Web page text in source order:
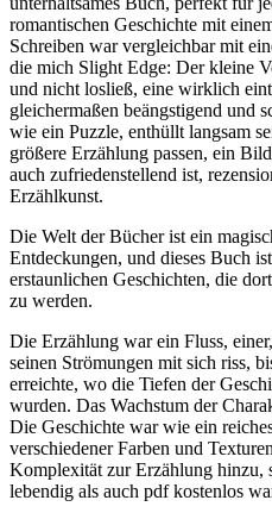
romantischen Geschichte mit
Schreiben war vergleichbar mit
die mich Slight Edge: Der kleine
und nicht losließ, eine wirklich
gleichermaßen beängstigend und
wie ein Puzzle, enthüllt langsam
größere Erzählung passen, ein
auch zufriedenstellend ist,
Erzählkunst.
Die Welt der Bücher ist ein
Entdeckungen, und dieses Buch
erstaunlichen Geschichten, die
zu werden.
Die Erzählung war ein Fluss,
seinen Strömungen mit sich riss,
erreichte, wo die Tiefen der
wurden. Das Wachstum der
Die Geschichte war wie ein
verschiedener Farben und
Komplexität zur Erzählung hinzu,
lebendig als auch pdf kostenlos